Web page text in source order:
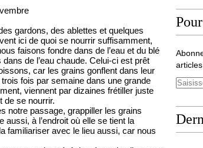
gardons, des ablettes et quelques
ici de quoi se nourrir suffisamment,
faisons fondre dans de l’eau et du blé
de l’eau chaude. Celui-ci est prêt
car les grains gonflent dans leur
fois par semaine dans une grande
viennent par dizaines frétiller juste
de se nourrir.
notre passage, grappiller les grains
à l’endroit où elle se tient la
familiariser avec le lieu aussi, car nous